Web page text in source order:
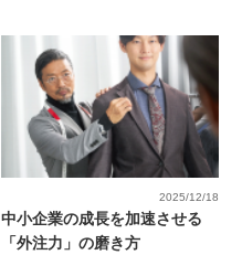
2025/12/18
中小企業の成長を加速させる
「外注力」の磨き方